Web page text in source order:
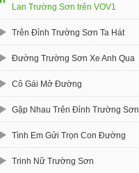
Lan Trường Sơn trên VOV1
Trên Đỉnh Trường Sơn Ta Hát
Đường Trường Sơn Xe Anh Qua
Cô Gái Mở Đường
Gặp Nhau Trên Đỉnh Trường Sơn
Tình Em Gửi Trọn Con Đường
Trinh Nữ Trường Sơn